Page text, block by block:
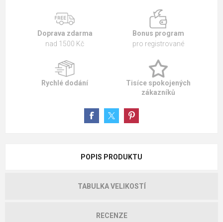
Doprava zdarma
nad 1500 Kč
Bonus program
pro registrované
Rychlé dodání
Tisíce spokojených
zákazníků
POPIS PRODUKTU
TABULKA VELIKOSTÍ
RECENZE